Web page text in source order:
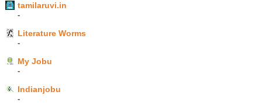
tamilaruvi.in
-
Literature Worms
-
My Jobu
-
Indianjobu
-